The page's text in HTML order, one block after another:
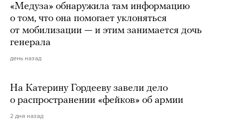
«Медуза» обнаружила там информацию
о том, что она помогает уклоняться
от мобилизации — и этим занимается дочь
генерала
день назад
На Катерину Гордееву завели дело
о распространении «фейков» об армии
2 дня назад